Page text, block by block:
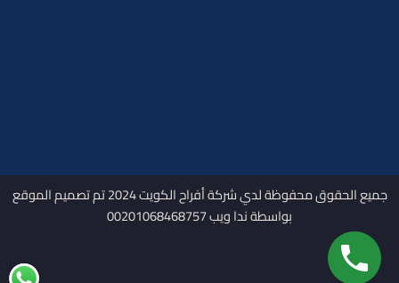
جميع الحقوق محفوظة لدي شركة أفراح الكويت 2024 تم تصميم الموقع
بواسطة ندا ويب 00201068468757